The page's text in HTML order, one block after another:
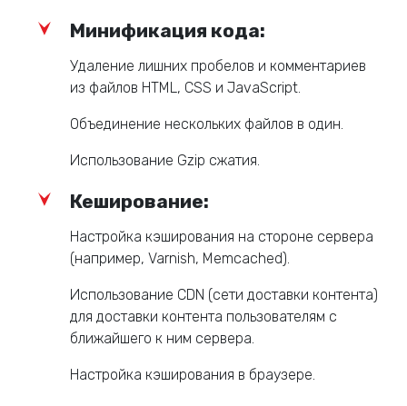
Минификация кода:
Удаление лишних пробелов и комментариев
из файлов HTML, CSS и JavaScript.
Объединение нескольких файлов в один.
Использование Gzip сжатия.
Кеширование:
Настройка кэширования на стороне сервера
(например, Varnish, Memcached).
Использование CDN (сети доставки контента)
для доставки контента пользователям с
ближайшего к ним сервера.
Настройка кэширования в браузере.